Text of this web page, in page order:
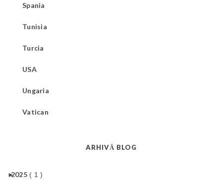
Spania
Tunisia
Turcia
USA
Ungaria
Vatican
ARHIVĂ BLOG
►
2025 ( 1 )